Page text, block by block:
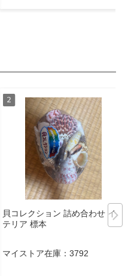
貝コレクション 詰め合わせ イン
テリア 標本
マイストア在庫： 3792